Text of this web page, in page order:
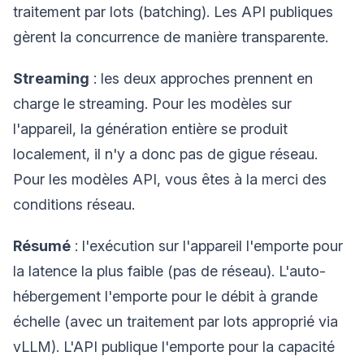
traitement par lots (batching). Les API publiques
gèrent la concurrence de manière transparente.
Streaming : les deux approches prennent en
charge le streaming. Pour les modèles sur
l'appareil, la génération entière se produit
localement, il n'y a donc pas de gigue réseau.
Pour les modèles API, vous êtes à la merci des
conditions réseau.
Résumé : l'exécution sur l'appareil l'emporte pour
la latence la plus faible (pas de réseau). L'auto-
hébergement l'emporte pour le débit à grande
échelle (avec un traitement par lots approprié via
vLLM). L'API publique l'emporte pour la capacité